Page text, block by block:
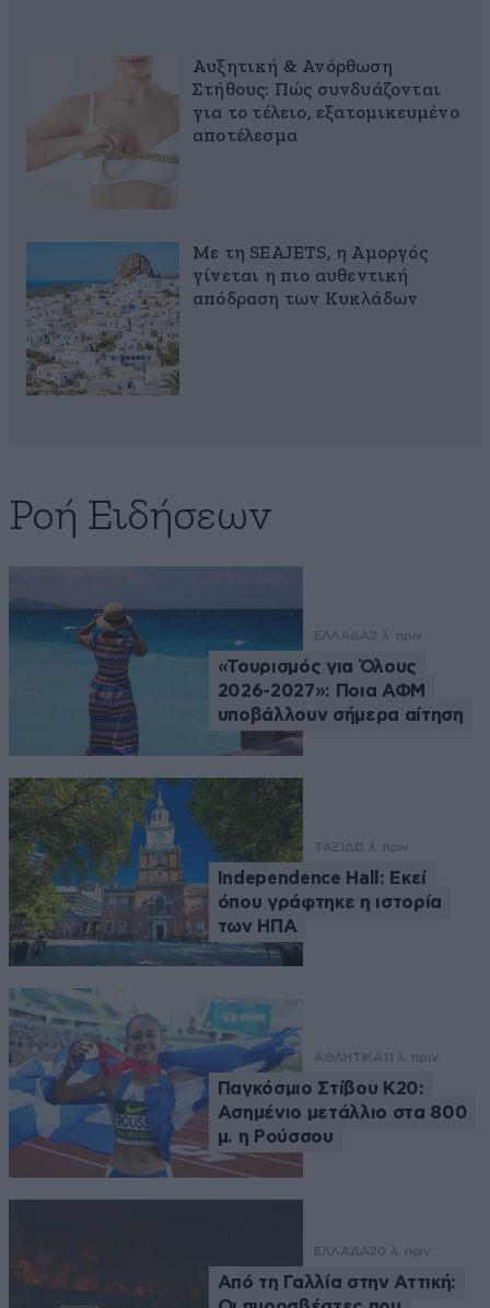
Αυξητική & Ανόρθωση
Στήθους: Πώς συνδυάζονται
για το τέλειο, εξατομικευμένο
αποτέλεσμα
Με τη SEAJETS, η Αμοργός
γίνεται η πιο αυθεντική
απόδραση των Κυκλάδων
Ροή Ειδήσεων
ΕΛΛΑΔΑ2 λ. πριν
«Τουρισμός για Όλους
2026-2027»: Ποια ΑΦΜ
υποβάλλουν σήμερα αίτηση
ΤΑΞΙΔΙ5 λ. πριν
Independence Hall: Εκεί
όπου γράφτηκε η ιστορία
των ΗΠΑ
ΑΘΛΗΤΙΚΑ 11 λ. πριν
Παγκόσμιο Στίβου Κ20:
Ασημένιο μετάλλιο στα 800
μ. η Ρούσσου
ΕΛΛΑΔΑ20 λ. πριν
Από τη Γαλλία στην Αττική: